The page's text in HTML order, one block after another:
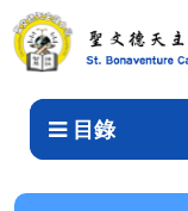
會章
目錄